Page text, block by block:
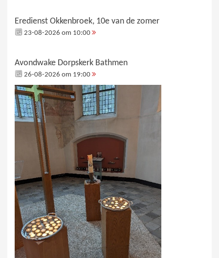
Eredienst Okkenbroek, 10e van de zomer
23-08-2026 om 10:00
Avondwake Dorpskerk Bathmen
26-08-2026 om 19:00